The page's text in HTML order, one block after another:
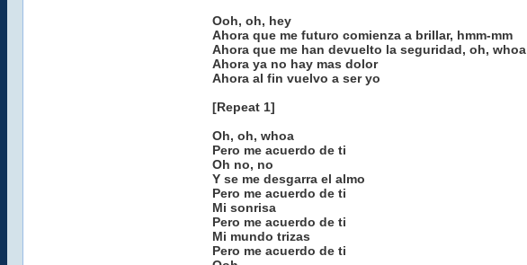
Ooh, oh, hey
Ahora que me futuro comienza a brillar, hmm-mm
Ahora que me han devuelto la seguridad, oh, whoa
Ahora ya no hay mas dolor
Ahora al fin vuelvo a ser yo
[Repeat 1]
Oh, oh, whoa
Pero me acuerdo de ti
Oh no, no
Y se me desgarra el almo
Pero me acuerdo de ti
Mi sonrisa
Pero me acuerdo de ti
Mi mundo trizas
Pero me acuerdo de ti